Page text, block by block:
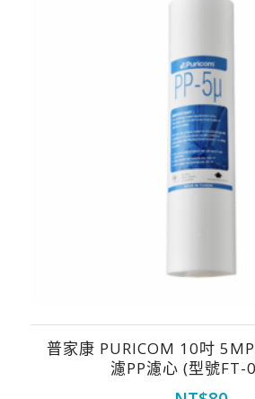
普家康 PURICOM 10吋
濾PP濾心 (型號FT-